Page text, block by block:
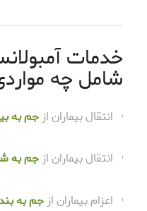
خدمات
شامل چه
انتقال بیماران از جم به
انتقال بیماران از جم به
اعزام بیماران از جم به